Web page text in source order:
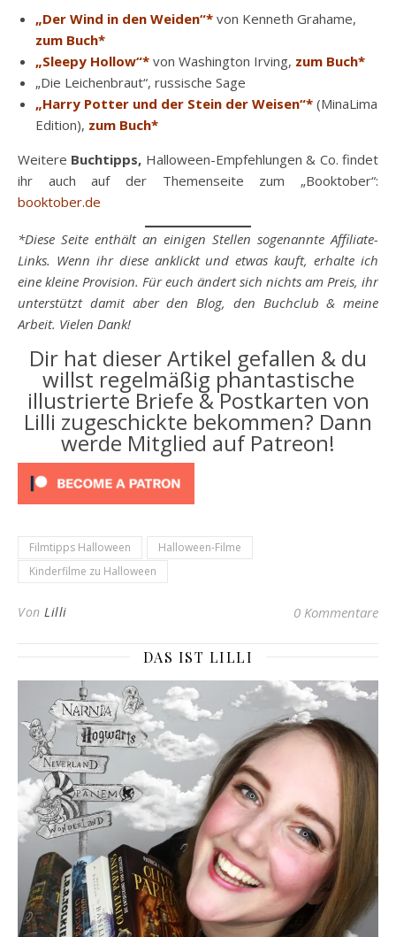
„Der Wind in den Weiden“* von Kenneth Grahame,
zum Buch*
„Sleepy Hollow“* von Washington Irving, zum Buch*
„Die Leichenbraut“, russische Sage
„Harry Potter und der Stein der Weisen“* (MinaLima
Edition), zum Buch*
Weitere Buchtipps, Halloween-Empfehlungen & Co. findet
ihr auch auf der Themenseite zum „Booktober“:
booktober.de
*Diese Seite enthält an einigen Stellen sogenannte Affiliate-
Links. Wenn ihr diese anklickt und etwas kauft, erhalte ich
eine kleine Provision. Für euch ändert sich nichts am Preis, ihr
unterstützt damit aber den Blog, den Buchclub & meine
Arbeit. Vielen Dank!
Dir hat dieser Artikel gefallen & du
willst regelmäßig phantastische
illustrierte Briefe & Postkarten von
Lilli zugeschickte bekommen? Dann
werde Mitglied auf Patreon!
Filmtipps Halloween
Halloween-Filme
Kinderfilme zu Halloween
Von Lilli 0 Kommentare
DAS IST LILLI